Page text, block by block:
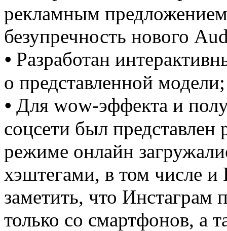
рекламным
безупречность нового
⦁ Разработан
о представленной модели;
⦁ Для wow-эффекта и
соцсети был
режиме онлайн
хэштегами, в том числе и
заметить, что Инстаграм
только со смартфонов, а